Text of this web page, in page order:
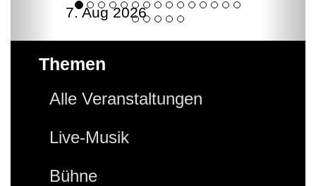
7. Aug 2026
Themen
Alle Veranstaltungen
Live-Musik
Bühne